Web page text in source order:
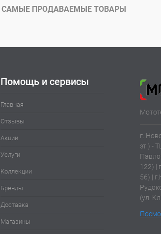
САМЫЕ ПРОДАВАЕМЫЕ ТОВАРЫ
Помощь и сервисы
Главная
Отзывы
Акции
Услуги
Коллекции
Бренды
Доставка
Магазины
г.
эт.) -
122) |
56) |
(ул.